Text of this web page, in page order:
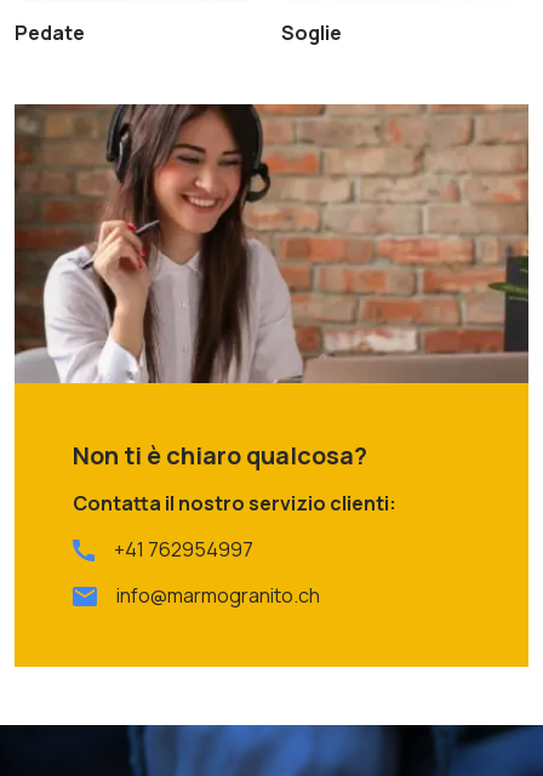
Pedate Soglie
Non ti è chiaro qualcosa?
Contatta il nostro servizio clienti:
+41 762954997
info@marmogranito.ch